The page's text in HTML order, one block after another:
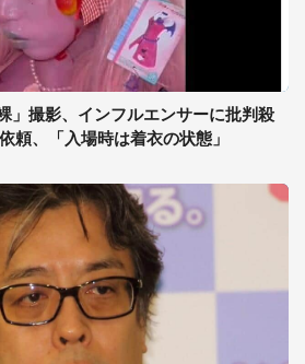
」撮影、インフルエンサーに批判殺
頼、「入場時は着衣の状態」